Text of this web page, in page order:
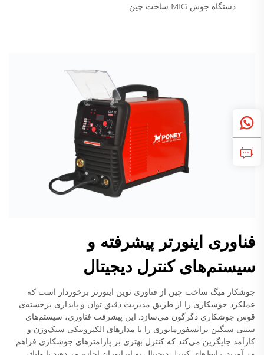
دستگاه جوش MIG ساخت چین
فناوری اینورتر پیشرفته و
سیستم‌های کنترل دیجیتال
جوشکار میگ ساخت چین از فناوری نوین اینورتر برخوردار است که
عملکرد جوشکاری را از طریق مدیریت دقیق توان و پایداری برجسته‌ی
قوس جوشکاری دگرگون می‌سازد. این پیشرفت فناوری، سیستم‌های
سنتی سنگین ترانسفورماتوری را با مدارهای الکترونیکی سبک‌وزن و
کارآمد جایگزین می‌کند که کنترل بهتری بر پارامترهای جوشکاری فراهم